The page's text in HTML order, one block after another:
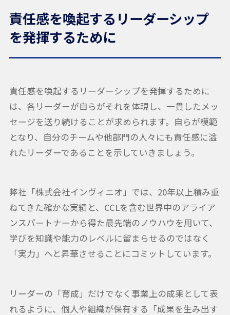
責任感を喚起するリーダーシップ
を発揮するために
責任感を喚起するリーダーシップを発揮するために
は、各リーダーが自らがそれを体現し、一貫したメッ
セージを送り続けることが求められます。自らが模範
となり、自分のチームや他部門の人々にも責任感に溢
れたリーダーであることを示していきましょう。
弊社「株式会社インヴィニオ」では、20年以上積み重
ねてきた確かな実績と、CCLを含む世界中のアライア
ンスパートナーから得た最先端のノウハウを用いて、
学びを知識や能力のレベルに留まらせるのではなく
「実力」へと昇華させることにコミットしています。
リーダーの「育成」だけでなく事業上の成果として表
れるように、個人や組織が保有する「成果を生み出す